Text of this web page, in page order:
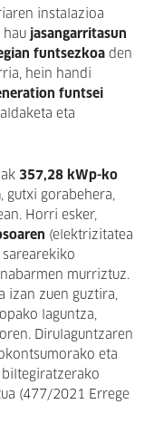
instalazioa
hau jasangarritasun
funtsezkoa den
hein handi
funtsei
eta
357,28 kWp-ko
, gutxi gorabehera,
Horri esker,
(elektrizitatea
murriztuz.
izan zuen guztira,
laguntza,
Dirulaguntzaren
eta
(477/2021 Errege